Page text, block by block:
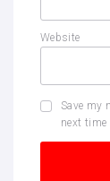
Website
Save my
next time